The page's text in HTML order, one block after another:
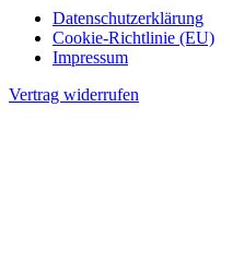
Datenschutzerklärung
Cookie-Richtlinie (EU)
Impressum
Vertrag widerrufen